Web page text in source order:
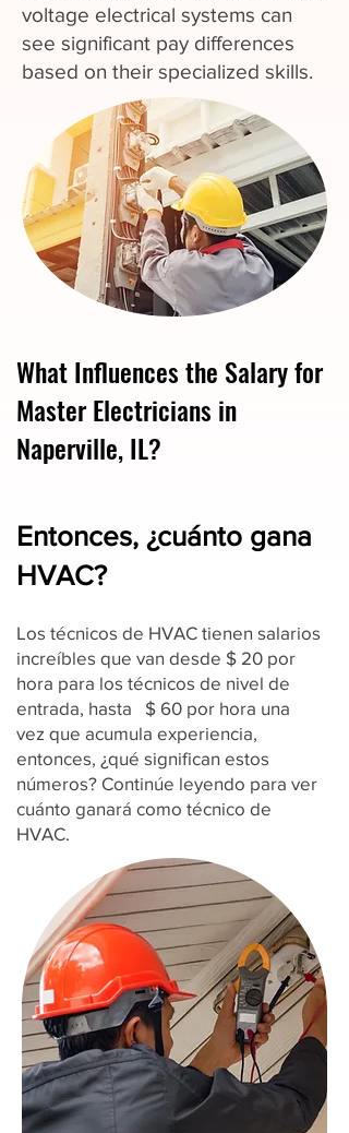
voltage electrical systems can
see significant pay differences
based on their specialized skills.
What Influences the Salary for
Master Electricians in
Naperville, IL?
Entonces, ¿cuánto gana
HVAC?
Los técnicos de HVAC tienen salarios
increíbles que van desde $ 20 por
hora para los técnicos de nivel de
entrada, hasta $ 60 por hora una
vez que acumula experiencia,
entonces, ¿qué significan estos
números? Continúe leyendo para ver
cuánto ganará como técnico de
HVAC.